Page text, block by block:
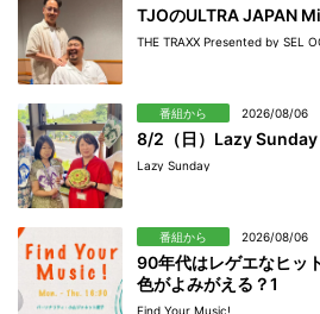
TJOのULTRA JAPAN
THE TRAXX Presented by SEL
番組から 2026/08/06
8/2（日）Lazy Sunday
Lazy Sunday
番組から 2026/08/06
90年代はレゲエなヒッ
色がよみがえる？1
Find Your Music!